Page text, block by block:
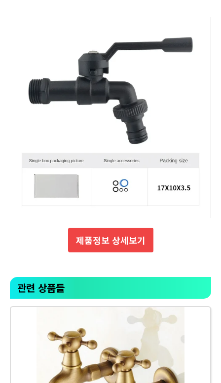
제품정보 상세보기
관련 상품들